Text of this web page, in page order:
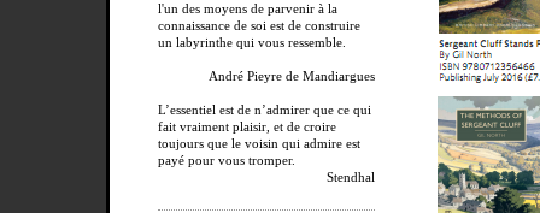
l'un des moyens de parvenir à la
connaissance de soi est de construire
un labyrinthe qui vous ressemble.
André Pieyre de Mandiargues
L’essentiel est de n’admirer que ce qui
fait vraiment plaisir, et de croire
toujours que le voisin qui admire est
payé pour vous tromper.
Stendhal